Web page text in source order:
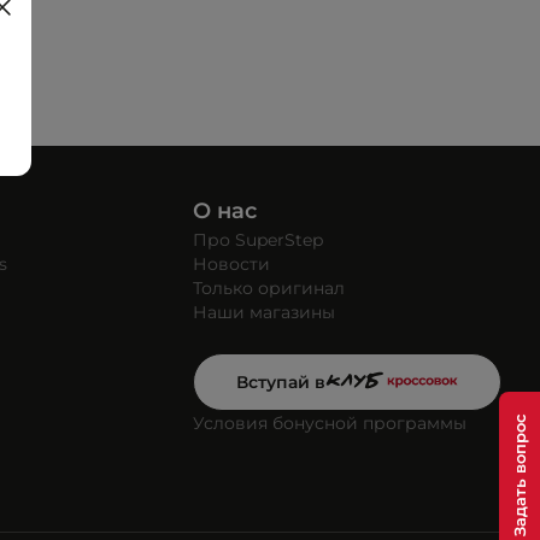
О нас
Про SuperStep
Новости
Только оригинал
Наши магазины
Вступай в
Условия бонусной программы